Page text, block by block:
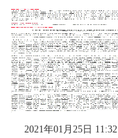
2021年01月25日 11:32